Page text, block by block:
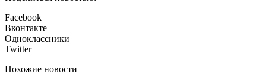
Facebook
Вконтакте
Одноклассники
Twitter
Похожие новости